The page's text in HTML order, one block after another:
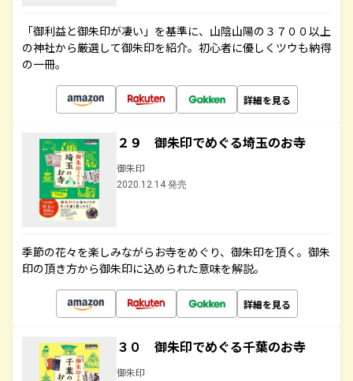
「御利益と御朱印が凄い」を基準に、山陰山陽の３７００以上
の神社から厳選して御朱印を紹介。初心者に優しくツウも納得
の一冊。
詳細を見る
２９ 御朱印でめぐる埼玉のお寺
御朱印
2020.12.14 発売
季節の花々を楽しみながらお寺をめぐり、御朱印を頂く。御朱
印の頂き方から御朱印に込められた意味を解説。
詳細を見る
３０ 御朱印でめぐる千葉のお寺
御朱印